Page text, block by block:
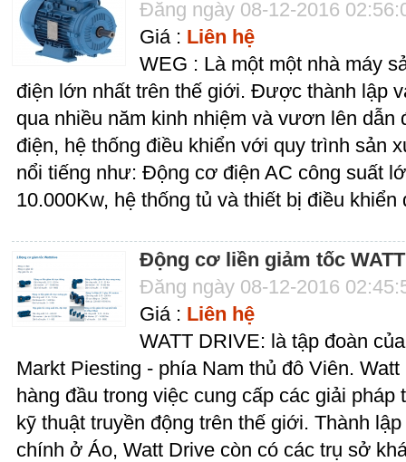
Đăng ngày 08-12-2016
Giá : Liên hệ
WEG : Là một một nhà máy
điện lớn nhất trên thế giới. Được thành lập
qua nhiều năm kinh nhiệm và vươn lên
điện, hệ thống điều khiển với quy trình sản
nổi tiếng như: Động cơ điện AC công suất
10.000Kw, hệ thống tủ và thiết bị điều khiển
Động cơ liền giảm tốc
Đăng ngày 08-12-2016
Giá : Liên hệ
WATT DRIVE: là tập đoàn
Markt Piesting - phía Nam thủ đô Viên.
hàng đầu trong việc cung cấp các giải
kỹ thuật truyền động trên thế giới. Thành
chính ở Áo, Watt Drive còn có các trụ sở